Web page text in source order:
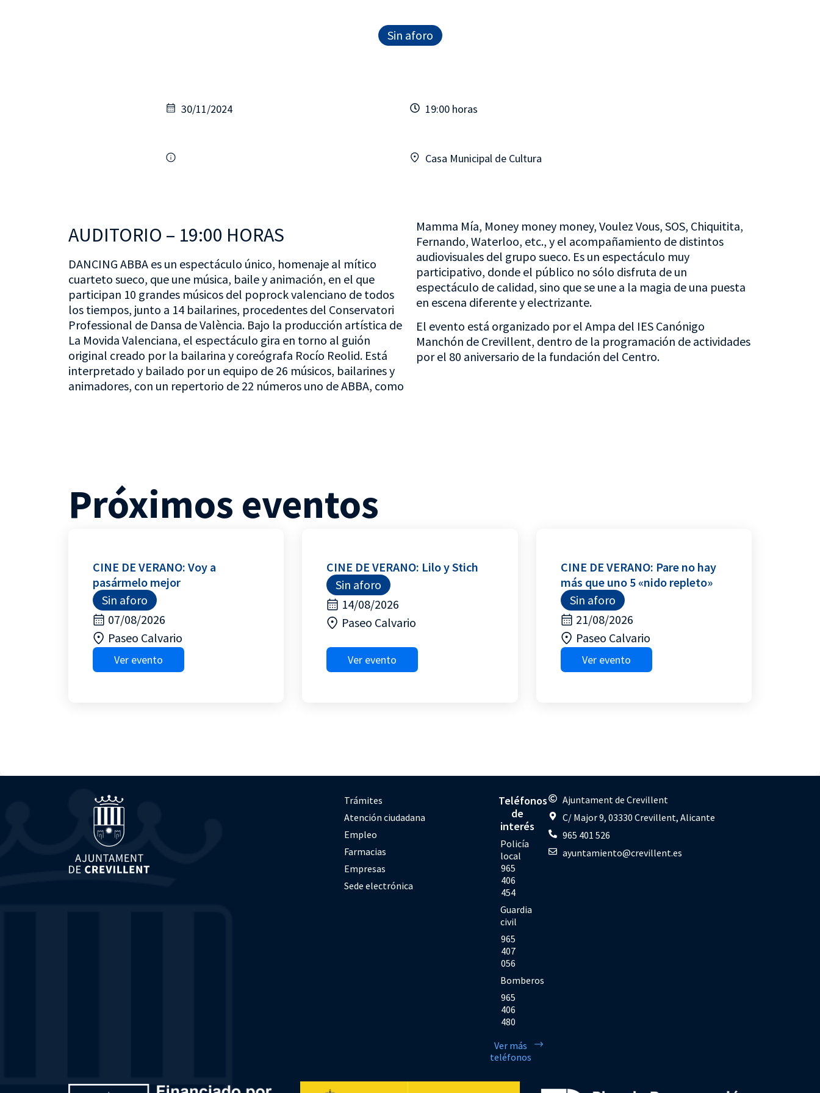
Sin aforo
30/11/2024 19:00 horas
Casa Municipal de Cultura
AUDITORIO – 19:00 HORAS
DANCING ABBA es un espectáculo único, homenaje al mítico
cuarteto sueco, que une música, baile y animación, en el que
participan 10 grandes músicos del poprock valenciano de todos
los tiempos, junto a 14 bailarines, procedentes del Conservatori
Professional de Dansa de València. Bajo la producción artística de
La Movida Valenciana, el espectáculo gira en torno al guión
original creado por la bailarina y coreógrafa Rocío Reolid. Está
interpretado y bailado por un equipo de 26 músicos, bailarines y
animadores, con un repertorio de 22 números uno de ABBA, como
Mamma Mía, Money money money, Voulez Vous, SOS, Chiquitita,
Fernando, Waterloo, etc., y el acompañamiento de distintos
audiovisuales del grupo sueco. Es un espectáculo muy
participativo, donde el público no sólo disfruta de un
espectáculo de calidad, sino que se une a la magia de una puesta
en escena diferente y electrizante.
El evento está organizado por el Ampa del IES Canónigo
Manchón de Crevillent, dentro de la programación de actividades
por el 80 aniversario de la fundación del Centro.
Próximos eventos
CINE DE VERANO: Voy a
pasármelo mejor
Sin aforo
07/08/2026
Paseo Calvario
Ver evento
CINE DE VERANO: Lilo y Stich
Sin aforo
14/08/2026
Paseo Calvario
Ver evento
CINE DE VERANO: Pare no hay
más que uno 5 «nido repleto»
Sin aforo
21/08/2026
Paseo Calvario
Ver evento
Trámites
Atención ciudadana
Empleo
Farmacias
Empresas
Sede electrónica
Teléfonos
de
interés
Policía
local
965
406
454
Guardia
civil
965
407
056
Bomberos
965
406
480
Ver más
teléfonos
Ajuntament de Crevillent
C/ Major 9, 03330 Crevillent, Alicante
965 401 526
ayuntamiento@crevillent.es